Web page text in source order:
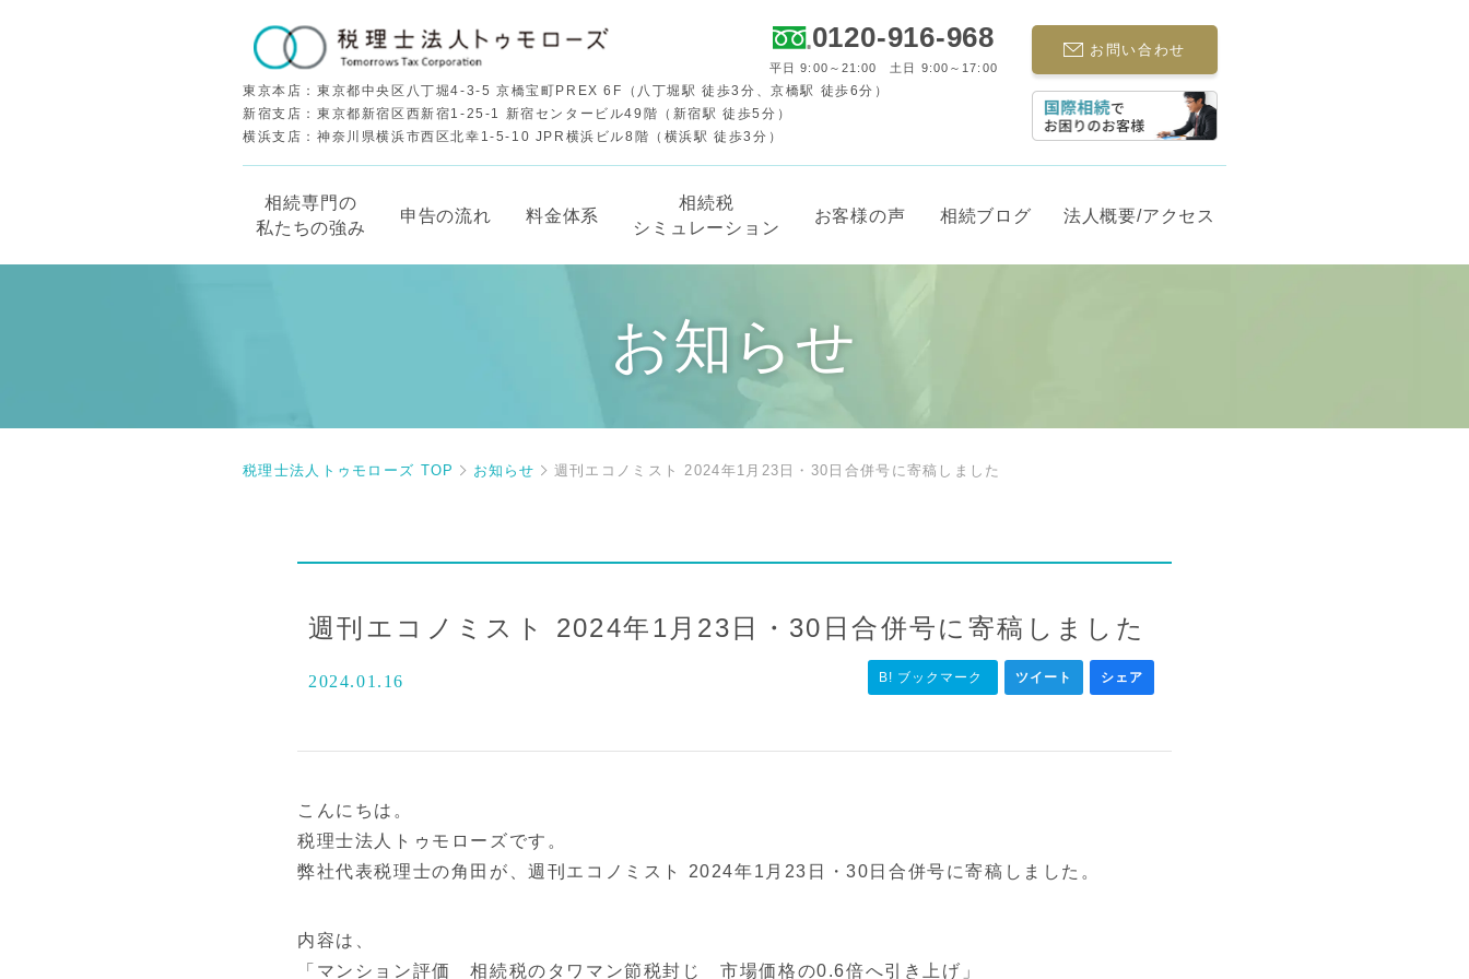
0120-916-968
平日 9:00～21:00 土日 9:00～17:00
お問い合わせ
東京本店：東京都中央区八丁堀4-3-5 京橋宝町PREX 6F（八丁堀駅 徒歩3分、京橋駅 徒歩6分）
新宿支店：東京都新宿区西新宿1-25-1 新宿センタービル49階（新宿駅 徒歩5分）
横浜支店：神奈川県横浜市西区北幸1-5-10 JPR横浜ビル8階（横浜駅 徒歩3分）
相続専門の
私たちの強み
申告の流れ 料金体系
相続税
シミュレーション
お客様の声 相続ブログ 法人概要/アクセス
お知らせ
税理士法人トゥモローズ TOP お知らせ 週刊エコノミスト 2024年1月23日・30日合併号に寄稿しました
週刊エコノミスト 2024年1月23日・30日合併号に寄稿しました
2024.01.16 B! ブックマーク ツイート シェア
こんにちは。
税理士法人トゥモローズです。
弊社代表税理士の角田が、週刊エコノミスト 2024年1月23日・30日合併号に寄稿しました。
内容は、
「マンション評価 相続税のタワマン節税封じ 市場価格の0.6倍へ引き上げ」